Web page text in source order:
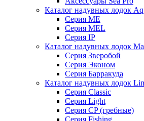
Каталог надувных лодок
Серия ME
Серия MEL
Серия IP
Каталог надувных лодок
Серия Зверобой
Серия Эконом
Серия Барракуда
Каталог надувных лодок
Серия Classic
Серия Light
Серия CP (гребные)
Серия Fishing